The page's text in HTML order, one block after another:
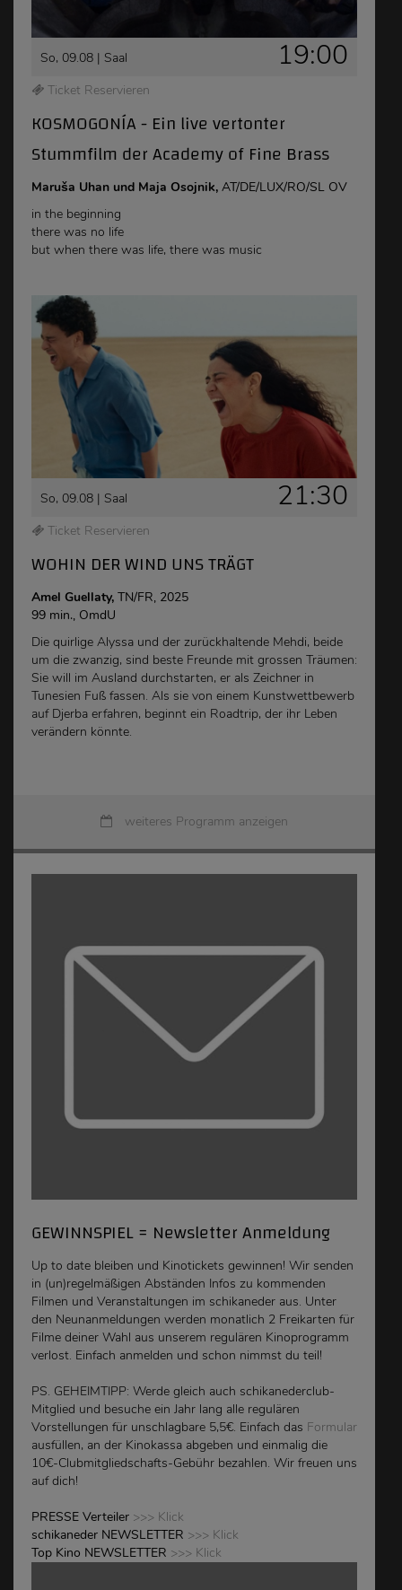
So, 09.08 | Saal 19:00
Ticket Reservieren
KOSMOGONÍA - Ein live vertonter
Stummfilm der Academy of Fine Brass
Maruša Uhan und Maja Osojnik, AT/DE/LUX/RO/SL OV
in the beginning
there was no life
but when there was life, there was music
So, 09.08 | Saal 21:30
Ticket Reservieren
WOHIN DER WIND UNS TRÄGT
Amel Guellaty, TN/FR, 2025
99 min., OmdU
Die quirlige Alyssa und der zurückhaltende Mehdi, beide
um die zwanzig, sind beste Freunde mit grossen Träumen:
Sie will im Ausland durchstarten, er als Zeichner in
Tunesien Fuß fassen. Als sie von einem Kunstwettbewerb
auf Djerba erfahren, beginnt ein Roadtrip, der ihr Leben
verändern könnte.
weiteres Programm anzeigen
GEWINNSPIEL = Newsletter Anmeldung
Up to date bleiben und Kinotickets gewinnen! Wir senden
in (un)regelmäßigen Abständen Infos zu kommenden
Filmen und Veranstaltungen im schikaneder aus. Unter
den Neunanmeldungen werden monatlich 2 Freikarten für
Filme deiner Wahl aus unserem regulären Kinoprogramm
verlost. Einfach anmelden und schon nimmst du teil!
PS. GEHEIMTIPP: Werde gleich auch schikanederclub-
Mitglied und besuche ein Jahr lang alle regulären
Vorstellungen für unschlagbare 5,5€. Einfach das Formular
ausfüllen, an der Kinokassa abgeben und einmalig die
10€-Clubmitgliedschafts-Gebühr bezahlen. Wir freuen uns
auf dich!
PRESSE Verteiler >>> Klick
schikaneder NEWSLETTER >>> Klick
Top Kino NEWSLETTER >>> Klick